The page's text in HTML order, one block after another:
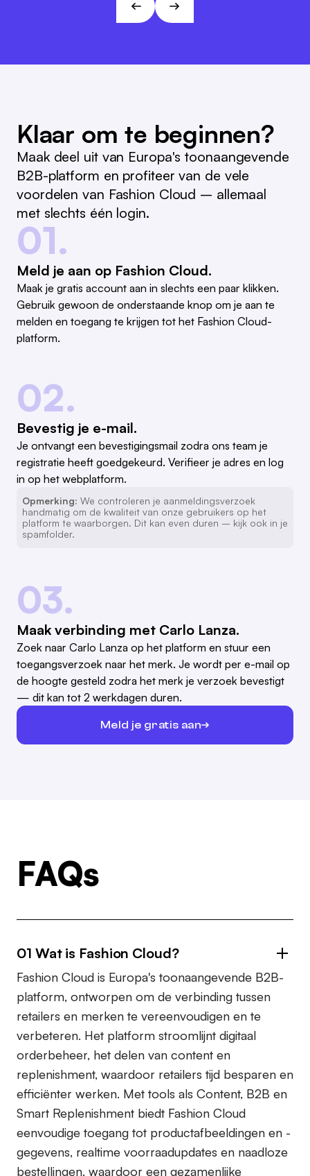
Klaar om te beginnen?
Maak deel uit van Europa's toonaangevende
B2B-platform en profiteer van de vele
voordelen van Fashion Cloud – allemaal
met slechts één login.
01.
Meld je aan op Fashion Cloud.
Maak je gratis account aan in slechts een paar klikken.
Gebruik gewoon de onderstaande knop om je aan te
melden en toegang te krijgen tot het Fashion Cloud-
platform.
02.
Bevestig je e-mail.
Je ontvangt een bevestigingsmail zodra ons team je
registratie heeft goedgekeurd. Verifieer je adres en log
in op het webplatform.
Opmerking: We controleren je aanmeldingsverzoek
handmatig om de kwaliteit van onze gebruikers op het
platform te waarborgen. Dit kan even duren – kijk ook in je
spamfolder.
03.
Maak verbinding met Carlo Lanza.
Zoek naar Carlo Lanza op het platform en stuur een
toegangsverzoek naar het merk. Je wordt per e-mail op
de hoogte gesteld zodra het merk je verzoek bevestigt
— dit kan tot 2 werkdagen duren.
Meld je gratis aan
FAQs
01 Wat is Fashion Cloud?
Fashion Cloud is Europa's toonaangevende B2B-
platform, ontworpen om de verbinding tussen
retailers en merken te vereenvoudigen en te
verbeteren. Het platform stroomlijnt digitaal
orderbeheer, het delen van content en
replenishment, waardoor retailers tijd besparen en
efficiënter werken. Met tools als Content, B2B en
Smart Replenishment biedt Fashion Cloud
eenvoudige toegang tot productafbeeldingen en -
gegevens, realtime voorraadupdates en naadloze
bestellingen, waardoor een gezamenlijke